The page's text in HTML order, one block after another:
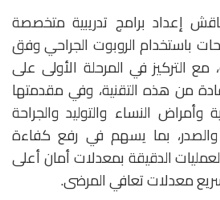
إعداد برامج تدريبية متخصصة
باستخدام الروبوت الجراحي وفق
مع التركيز في المرحلة الأولى على
من هذه التقنية، وفي مقدمتها
وأمراض النساء والتوليد والجراحة
والصدر، بما يسهم في رفع كفاءة
الدقيقة بمعدلات أمان أعلى
معدلات تعافي المرضى.